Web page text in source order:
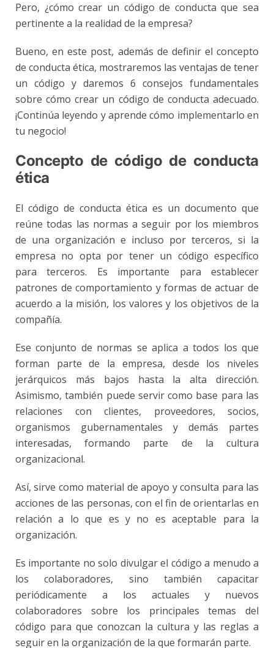
Pero, ¿cómo crear un código de conducta que sea
pertinente a la realidad de la empresa?
Bueno, en este post, además de definir el concepto
de conducta ética, mostraremos las ventajas de tener
un código y daremos 6 consejos fundamentales
sobre cómo crear un código de conducta adecuado.
¡Continúa leyendo y aprende cómo implementarlo en
tu negocio!
Concepto de código de conducta
ética
El código de conducta ética es un documento que
reúne todas las normas a seguir por los miembros
de una organización e incluso por terceros, si la
empresa no opta por tener un código específico
para terceros. Es importante para establecer
patrones de comportamiento y formas de actuar de
acuerdo a la misión, los valores y los objetivos de la
compañía.
Ese conjunto de normas se aplica a todos los que
forman parte de la empresa, desde los niveles
jerárquicos más bajos hasta la alta dirección.
Asimismo, también puede servir como base para las
relaciones con clientes, proveedores, socios,
organismos gubernamentales y demás partes
interesadas, formando parte de la cultura
organizacional.
Así, sirve como material de apoyo y consulta para las
acciones de las personas, con el fin de orientarlas en
relación a lo que es y no es aceptable para la
organización.
Es importante no solo divulgar el código a menudo a
los colaboradores, sino también capacitar
periódicamente a los actuales y nuevos
colaboradores sobre los principales temas del
código para que conozcan la cultura y las reglas a
seguir en la organización de la que formarán parte.